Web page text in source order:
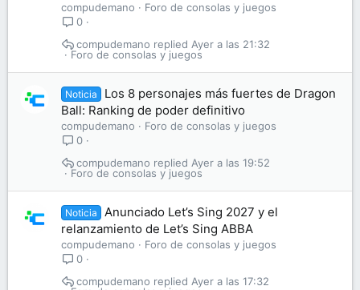
compudemano
Foro de consolas y juegos
0
Foro de consolas y juegos
Ayer a las 21:32
compudemano
Noticia
Los 8 personajes más fuertes de Dragon
Ball: Ranking de poder definitivo
compudemano
Foro de consolas y juegos
0
Foro de consolas y juegos
Ayer a las 19:52
compudemano
Noticia
Anunciado Let’s Sing 2027 y el
relanzamiento de Let’s Sing ABBA
compudemano
Foro de consolas y juegos
0
Ayer a las 17:32
compudemano